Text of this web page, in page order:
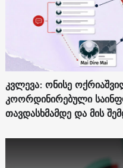
კვლევა: ონისე
კოორდინირებული
თავდასხმამდე და მის